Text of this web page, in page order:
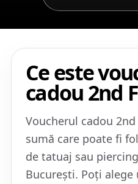
Ce este
cadou 2nd
Voucherul cadou
sumă care poate fi
de tatuaj sau
București. Poți